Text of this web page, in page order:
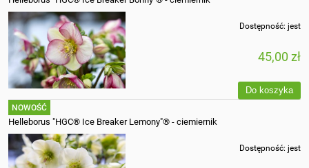
Dostępność: jest
45,00 zł
Do koszyka
Helleborus "HGC® Ice Breaker Lemony"® - ciemiernik
Dostępność: jest
NOWOŚĆ